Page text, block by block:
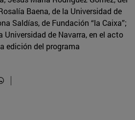
Baena, de la Universidad de
Saldías, de Fundación “la Caixa”;
Universidad de Navarra, en el acto
edición del programa